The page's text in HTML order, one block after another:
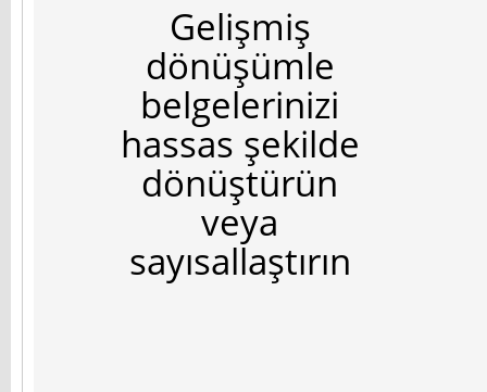
Gelişmiş
dönüşümle
belgelerinizi
hassas şekilde
dönüştürün
veya
sayısallaştırın